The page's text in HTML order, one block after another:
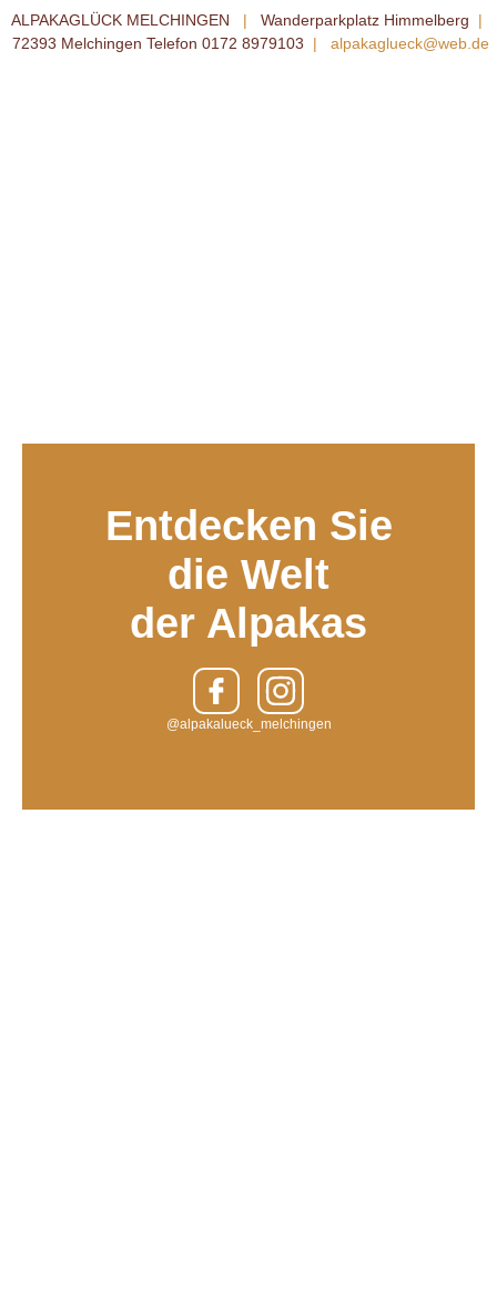
ALPAKAGLÜCK MELCHINGEN | Wanderparkplatz Himmelberg |
72393 Melchingen Telefon 0172 8979103 | alpakaglueck@web.de
Entdecken Sie
die Welt
der Alpakas
@alpakalueck_melchingen